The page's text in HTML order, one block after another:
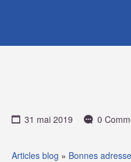
31 mai 2019 0
Articles blog » Bonnes